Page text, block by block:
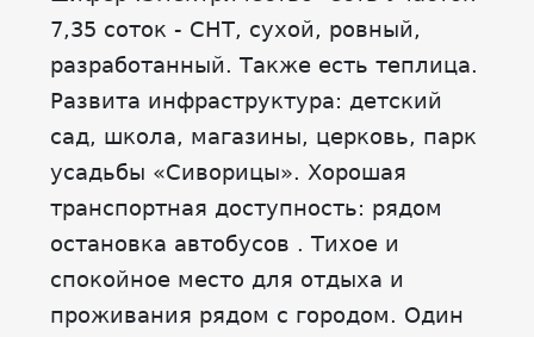
7,35 соток - СНТ, сухой, ровный,
разработанный. Также есть теплица.
Развита инфраструктура: детский
сад, школа, магазины, церковь, парк
усадьбы «Сиворицы». Хорошая
транспортная доступность: рядом
остановка автобусов . Тихое и
спокойное место для отдыха и
проживания рядом с городом. Один